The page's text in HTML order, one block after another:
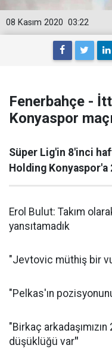
03:22
08 Kasım 2020
Fenerbahçe -
Konyaspor
Süper Lig'in 8'inci
Holding
Erol Bulut: Takım
yansıtamadık
"Jevtovic müthiş bir
"Pelkas'ın
"Birkaç
düşüklüğü var"